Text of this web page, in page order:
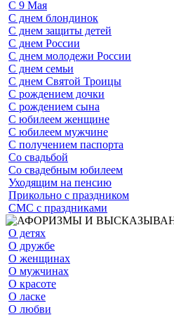
С 9 Мая
С днем блондинок
С днем защиты детей
С днем России
С днем молодежи России
С днем семьи
С днем Святой Троицы
С рождением дочки
С рождением сына
С юбилеем женщине
С юбилеем мужчине
С получением паспорта
Со свадьбой
Со свадебным юбилеем
Уходящим на пенсию
Прикольно с праздником
СМС с праздниками
О детях
О дружбе
О женщинах
О мужчинах
О красоте
О ласке
О любви